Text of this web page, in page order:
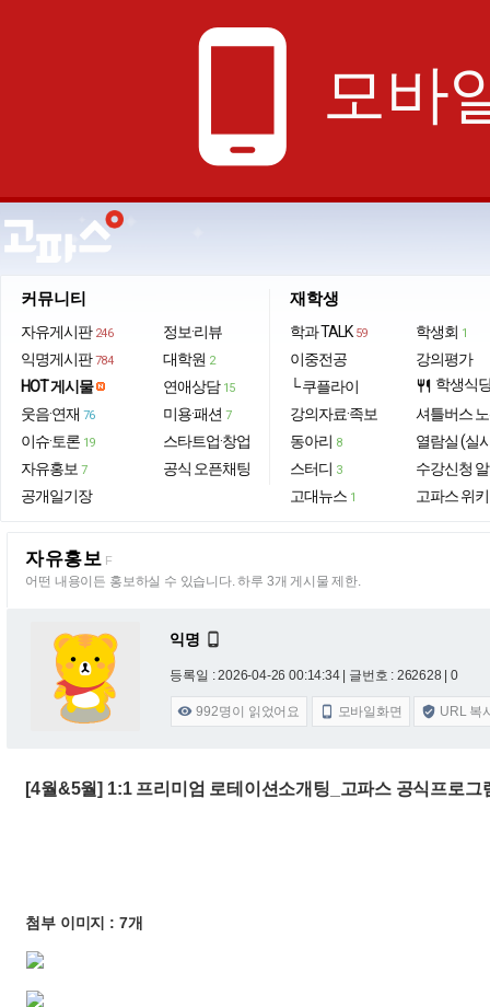
phone_android 모바
커뮤니티
자유게시판 246
익명게시판 784
HOT 게시물
웃음·연재 76
이슈·토론 19
자유홍보 7
공개일기장
정보·리뷰
대학원 2
연애상담 15
미용·패션 7
스타트업·창업
공식 오픈채팅
재학생
학과 TALK 59
이중전공
└ 쿠플라이
강의자료·족보
동아리 8
스터디 3
고대뉴스 1
학생회 1
강의평가
restaurant 학생식
셔틀버스
열람실 (실
수강신청
고파스 위키
자유홍보 F
어떤 내용이든 홍보하실 수 있습니다. 하루 3개 게시물 제한.
익명 
등록일 : 2026-04-26 00:14:34 | 글번호 : 262628 | 0
 992명이 읽었어요  모바일화면  URL 복
[4월&5월] 1:1 프리미엄 로테이션소개팅_고파스 공식프로
첨부 이미지 : 7개